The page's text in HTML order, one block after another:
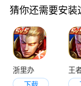
猜你还需要安装
浙里办
王